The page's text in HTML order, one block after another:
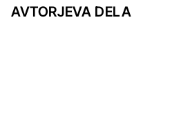
AVTORJEVA DELA